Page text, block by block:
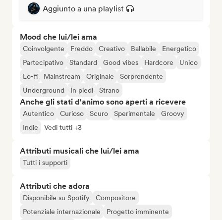
Aggiunto a una playlist
Mood che lui/lei ama
Coinvolgente Freddo Creativo Ballabile
Energetico
Partecipativo
Standard Good vibes Hardcore
Unico
Lo-fi
Mainstream Originale
Sorprendente
Underground
In piedi Strano
Anche gli stati d'animo sono aperti a ricevere
Autentico Curioso Scuro Sperimentale
Groovy
Indie
Vedi tutti +3
Attributi musicali che lui/lei ama
Tutti i supporti
Attributi che adora
Disponibile su Spotify
Compositore
Potenziale internazionale
Progetto imminente